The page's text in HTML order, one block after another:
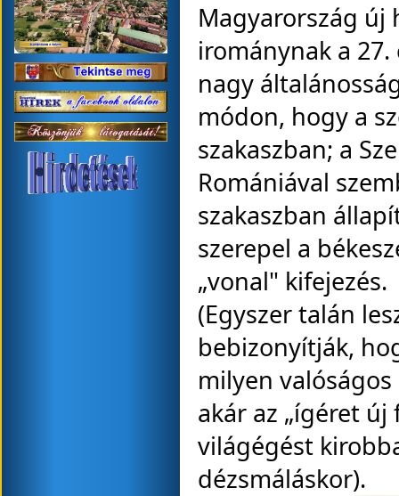
Magyarország új
irománynak a
nagy
módon, hogy a
szakaszban; a
Romániával
szakaszban
szerepel a
„vonal" kifejezés.
(Egyszer talán
bebizonyítják,
milyen
akár az „ígéret
világégést
dézsmáláskor).